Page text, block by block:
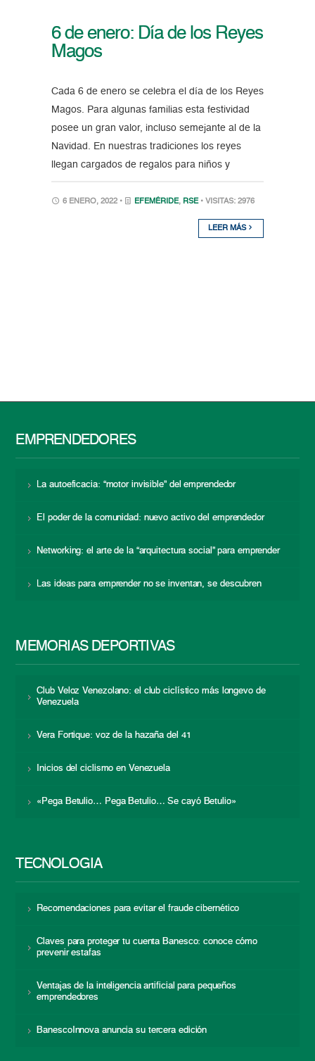
6 de enero: Día de los Reyes
Magos
Cada 6 de enero se celebra el día de los Reyes
Magos. Para algunas familias esta festividad
posee un gran valor, incluso semejante al de la
Navidad. En nuestras tradiciones los reyes
llegan cargados de regalos para niños y
6 ENERO, 2022 • EFEMÉRIDE, RSE • VISITAS: 2976
LEER MÁS
EMPRENDEDORES
La autoeficacia: “motor invisible” del emprendedor
El poder de la comunidad: nuevo activo del emprendedor
Networking: el arte de la “arquitectura social” para emprender
Las ideas para emprender no se inventan, se descubren
MEMORIAS DEPORTIVAS
Club Veloz Venezolano: el club ciclístico más longevo de
Venezuela
Vera Fortique: voz de la hazaña del 41
Inicios del ciclismo en Venezuela
«Pega Betulio… Pega Betulio… Se cayó Betulio»
TECNOLOGÍA
Recomendaciones para evitar el fraude cibernético
Claves para proteger tu cuenta Banesco: conoce cómo
prevenir estafas
Ventajas de la inteligencia artificial para pequeños
emprendedores
BanescoInnova anuncia su tercera edición